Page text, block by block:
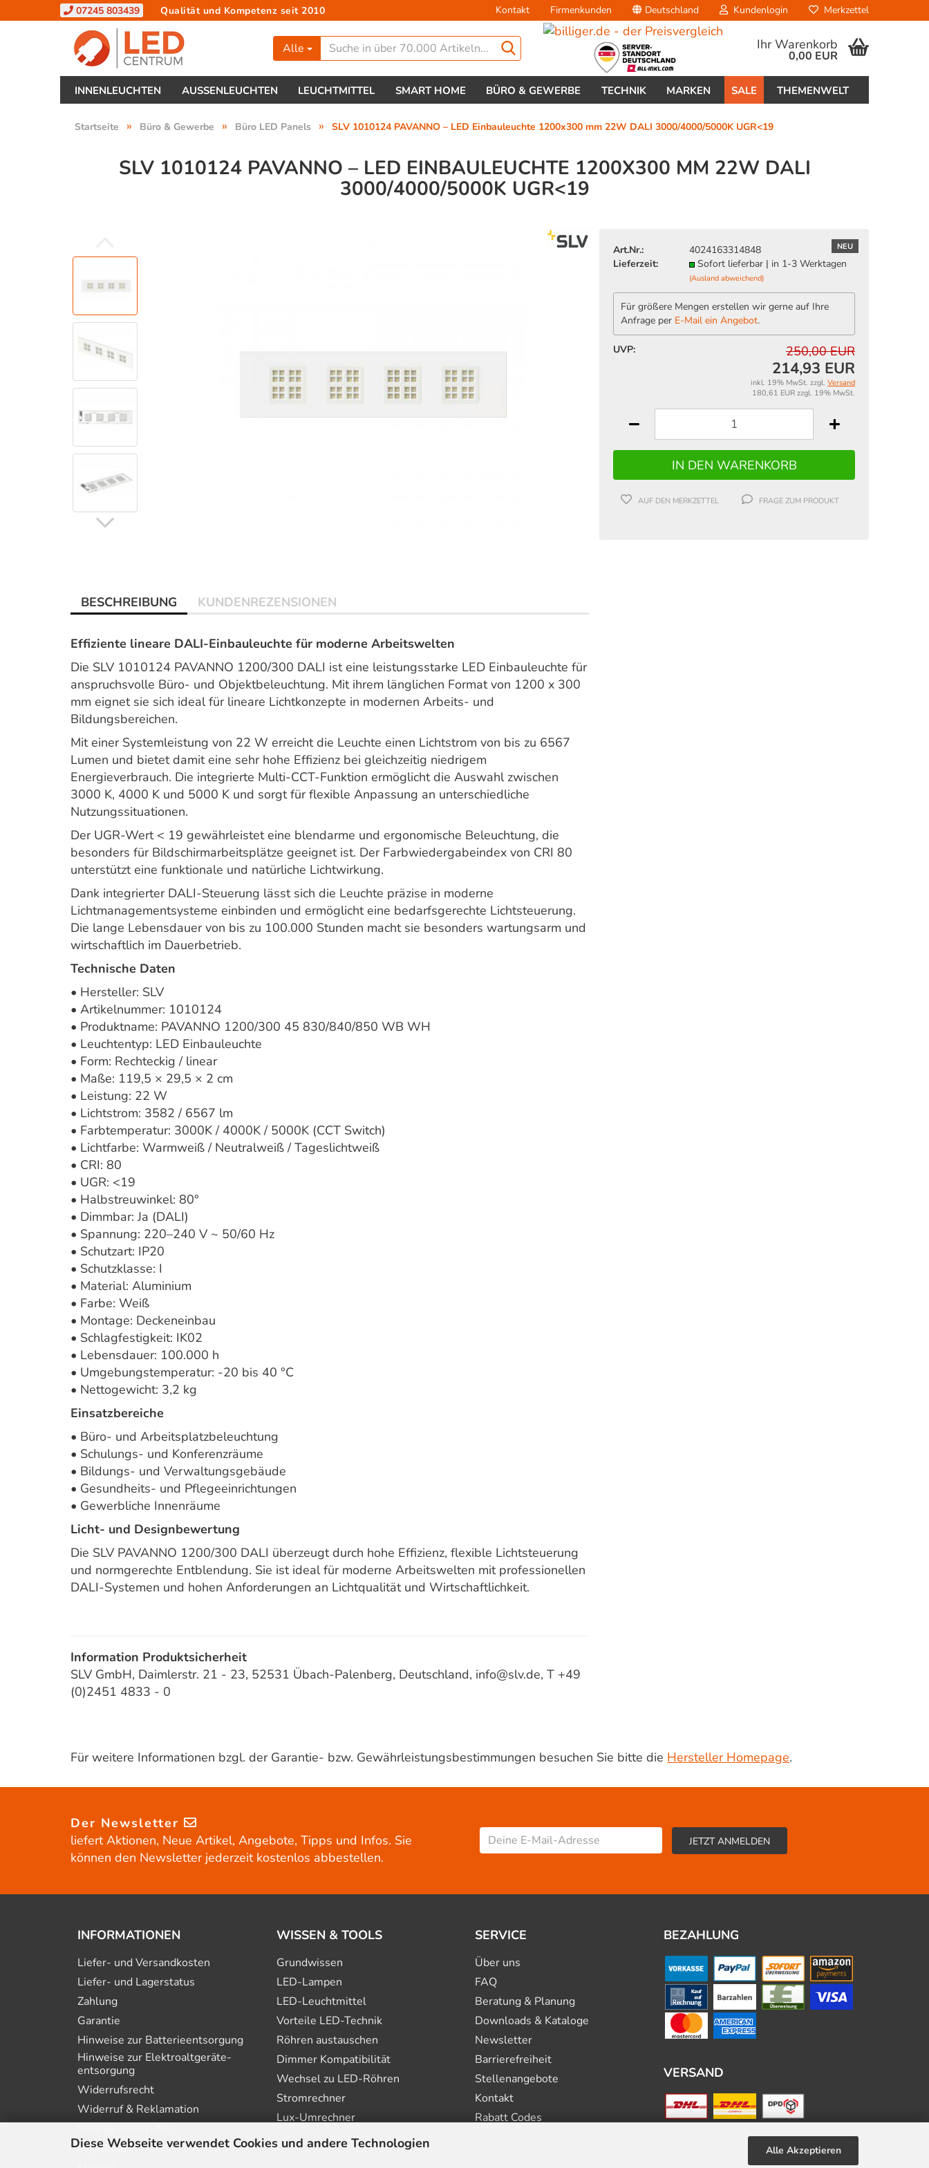
Diese Webseite verwendet Cookies und andere Technologien Alle Akzeptieren
07245 803439 Qualität und Kompetenz seit 2010 Kontakt Firmenkunden Deutschland
Lieferland
Kundenlogin
Passwort vergessen?
Merkzettel
Alle Ihr Warenkorb
0,00 EUR
INNENLEUCHTEN AUSSENLEUCHTEN LEUCHTMITTEL SMART HOME BÜRO & GEWERBE TECHNIK MARKEN SALE THEMENWELT
Startseite » Büro & Gewerbe » Büro LED Panels » SLV 1010124 PAVANNO – LED Einbauleuchte 1200x300 mm 22W DALI 3000/4000/5000K UGR<19
SLV 1010124 PAVANNO – LED EINBAULEUCHTE 1200X300 MM 22W DALI
3000/4000/5000K UGR<19
NEU
Art.Nr.:
4024163314848
Lieferzeit:
Sofort lieferbar | in 1-3 Werktagen
(Ausland abweichend)
Für größere Mengen erstellen wir gerne auf Ihre
Anfrage per E-Mail ein Angebot.
UVP: 250,00 EUR
214,93 EUR
inkl. 19% MwSt. zzgl. Versand
180,61 EUR zzgl. 19% MwSt.
AUF DEN MERKZETTEL FRAGE ZUM PRODUKT
BESCHREIBUNG KUNDENREZENSIONEN
Effiziente lineare DALI-Einbauleuchte für moderne Arbeitswelten
Die SLV 1010124 PAVANNO 1200/300 DALI ist eine leistungsstarke LED Einbauleuchte für
anspruchsvolle Büro- und Objektbeleuchtung. Mit ihrem länglichen Format von 1200 x 300
mm eignet sie sich ideal für lineare Lichtkonzepte in modernen Arbeits- und
Bildungsbereichen.
Mit einer Systemleistung von 22 W erreicht die Leuchte einen Lichtstrom von bis zu 6567
Lumen und bietet damit eine sehr hohe Effizienz bei gleichzeitig niedrigem
Energieverbrauch. Die integrierte Multi-CCT-Funktion ermöglicht die Auswahl zwischen
3000 K, 4000 K und 5000 K und sorgt für flexible Anpassung an unterschiedliche
Nutzungssituationen.
Der UGR-Wert < 19 gewährleistet eine blendarme und ergonomische Beleuchtung, die
besonders für Bildschirmarbeitsplätze geeignet ist. Der Farbwiedergabeindex von CRI 80
unterstützt eine funktionale und natürliche Lichtwirkung.
Dank integrierter DALI-Steuerung lässt sich die Leuchte präzise in moderne
Lichtmanagementsysteme einbinden und ermöglicht eine bedarfsgerechte Lichtsteuerung.
Die lange Lebensdauer von bis zu 100.000 Stunden macht sie besonders wartungsarm und
wirtschaftlich im Dauerbetrieb.
Technische Daten
• Hersteller: SLV
• Artikelnummer: 1010124
• Produktname: PAVANNO 1200/300 45 830/840/850 WB WH
• Leuchtentyp: LED Einbauleuchte
• Form: Rechteckig / linear
• Maße: 119,5 × 29,5 × 2 cm
• Leistung: 22 W
• Lichtstrom: 3582 / 6567 lm
• Farbtemperatur: 3000K / 4000K / 5000K (CCT Switch)
• Lichtfarbe: Warmweiß / Neutralweiß / Tageslichtweiß
• CRI: 80
• UGR: <19
• Halbstreuwinkel: 80°
• Dimmbar: Ja (DALI)
• Spannung: 220–240 V ~ 50/60 Hz
• Schutzart: IP20
• Schutzklasse: I
• Material: Aluminium
• Farbe: Weiß
• Montage: Deckeneinbau
• Schlagfestigkeit: IK02
• Lebensdauer: 100.000 h
• Umgebungstemperatur: -20 bis 40 °C
• Nettogewicht: 3,2 kg
Einsatzbereiche
• Büro- und Arbeitsplatzbeleuchtung
• Schulungs- und Konferenzräume
• Bildungs- und Verwaltungsgebäude
• Gesundheits- und Pflegeeinrichtungen
• Gewerbliche Innenräume
Licht- und Designbewertung
Die SLV PAVANNO 1200/300 DALI überzeugt durch hohe Effizienz, flexible Lichtsteuerung
und normgerechte Entblendung. Sie ist ideal für moderne Arbeitswelten mit professionellen
DALI-Systemen und hohen Anforderungen an Lichtqualität und Wirtschaftlichkeit.
Information Produktsicherheit
SLV GmbH, Daimlerstr. 21 - 23, 52531 Übach-Palenberg, Deutschland, info@slv.de, T +49
(0)2451 4833 - 0
Für weitere Informationen bzgl. der Garantie- bzw. Gewährleistungsbestimmungen besuchen Sie bitte die Hersteller Homepage.
Der Newsletter
liefert Aktionen, Neue Artikel, Angebote, Tipps und Infos. Sie
können den Newsletter jederzeit kostenlos abbestellen.
INFORMATIONEN
Liefer- und Versandkosten
Liefer- und Lagerstatus
Zahlung
Garantie
Hinweise zur Batterie­entsorgung
Hinweise zur Elektro­altgeräte­
entsorgung
Widerrufsrecht
Widerruf & Reklamation
Angebote
WISSEN & TOOLS
Grundwissen
LED-Lampen
LED-Leuchtmittel
Vorteile LED-Technik
Röhren austauschen
Dimmer Kompatibilität
Wechsel zu LED-Röhren
Stromrechner
Lux-Umrechner
SERVICE
Über uns
FAQ
Beratung & Planung
Downloads & Kataloge
Newsletter
Barrierefreiheit
Stellenangebote
Kontakt
Rabatt Codes
BEZAHLUNG
VERSAND